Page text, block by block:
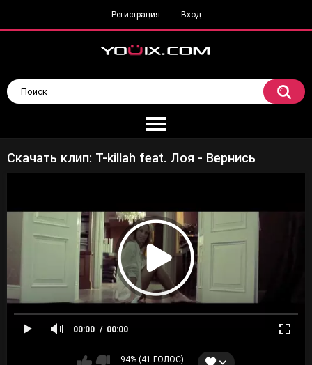
Регистрация Вход
Скачать клип: T-killah feat. Лоя - Вернись
00:00 00:00
94% (41 ГОЛОС)